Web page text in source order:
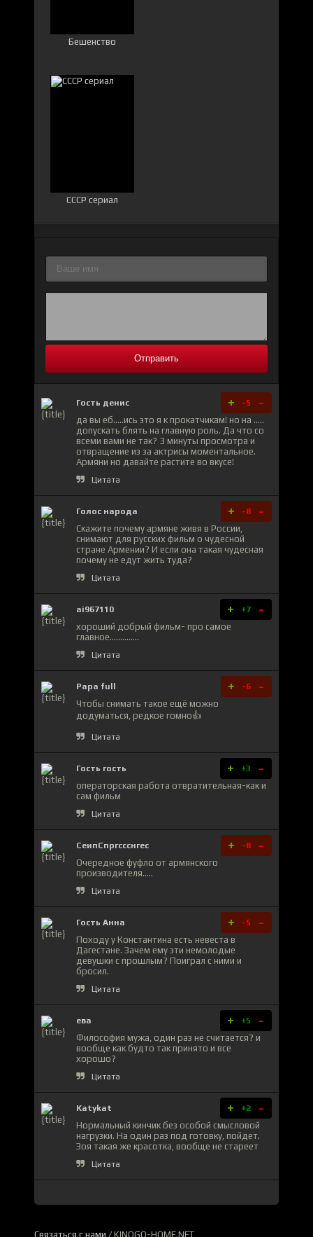
Бешенство
СССР сериал
Отправить
Гость денис + -5 -
да вы еб.....ись это я к прокатчикам! но на .....
допускать блять на главную роль. Да что со
всеми вами не так? 3 минуты просмотра и
отвращение из за актрисы моментальное.
Армяни но давайте растите во вкусе!
Цитата
Голос народа + -8 -
Скажите почему армяне живя в России,
снимают для русских фильм о чудесной
стране Армении? И если она такая чудесная
почему не едут жить туда?
Цитата
ai967110 + +7 -
хороший добрый фильм- про самое
главное..............
Цитата
Papa full + -6 -
Чтобы снимать такое ещё можно
додуматься, редкое гомно👍
Цитата
Гость гость + +3 -
операторская работа отвратительная-как и
сам фильм
Цитата
СеипСпргссснгес + -8 -
Очередное фуфло от армянского
производителя.....
Цитата
Гость Анна + -5 -
Походу у Константина есть невеста в
Дагестане. Зачем ему эти немолодые
девушки с прошлым? Поиграл с ними и
бросил.
Цитата
ева + +5 -
Философия мужа, один раз не считается? и
вообще как будто так принято и все
хорошо?
Цитата
Katykat + +2 -
Нормальный кинчик без особой смысловой
нагрузки. На один раз под готовку, пойдет.
Зоя такая же красотка, вообще не стареет
Цитата
Связаться с нами / KINOGO-HOME.NET